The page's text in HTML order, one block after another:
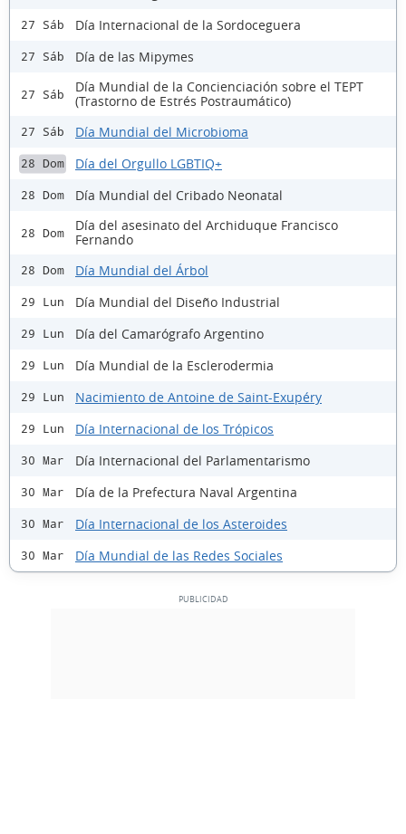
27 Sáb Día Internacional de la Sordoceguera
27 Sáb Día de las Mipymes
27 Sáb
Día Mundial de la Concienciación sobre el TEPT
(Trastorno de Estrés Postraumático)
27 Sáb Día Mundial del Microbioma
28 Dom Día del Orgullo LGBTIQ+
28 Dom Día Mundial del Cribado Neonatal
28 Dom
Día del asesinato del Archiduque Francisco
Fernando
28 Dom Día Mundial del Árbol
29 Lun Día Mundial del Diseño Industrial
29 Lun Día del Camarógrafo Argentino
29 Lun Día Mundial de la Esclerodermia
29 Lun Nacimiento de Antoine de Saint-Exupéry
29 Lun Día Internacional de los Trópicos
30 Mar Día Internacional del Parlamentarismo
30 Mar Día de la Prefectura Naval Argentina
30 Mar Día Internacional de los Asteroides
30 Mar Día Mundial de las Redes Sociales